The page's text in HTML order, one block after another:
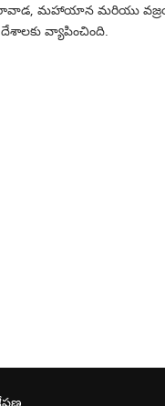
మహాయాన మరియు
వ్యాపించింది.